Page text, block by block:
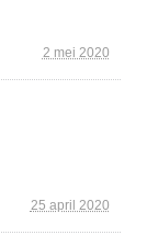
2 mei 2020
25 april 2020